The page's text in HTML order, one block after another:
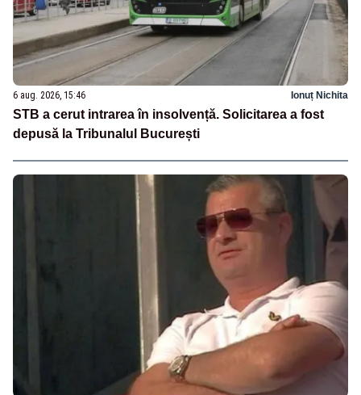
6 aug. 2026, 15:46 Ionuț Nichita
STB a cerut intrarea în insolvență. Solicitarea a fost
depusă la Tribunalul București